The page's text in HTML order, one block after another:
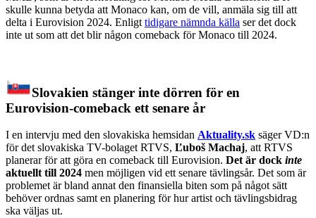
skulle kunna betyda att Monaco kan, om de vill, anmäla sig till att
delta i Eurovision 2024. Enligt tidigare nämnda källa ser det dock
inte ut som att det blir någon comeback för Monaco till 2024.
Slovakien stänger inte dörren för en
Eurovision-comeback ett senare år
I en intervju med den slovakiska hemsidan Aktuality.sk säger VD:n
för det slovakiska TV-bolaget RTVS, Ľuboš Machaj, att RTVS
planerar för att göra en comeback till Eurovision. Det är dock inte
aktuellt till 2024 men möjligen vid ett senare tävlingsår. Det som är
problemet är bland annat den finansiella biten som på något sätt
behöver ordnas samt en planering för hur artist och tävlingsbidrag
ska väljas ut.